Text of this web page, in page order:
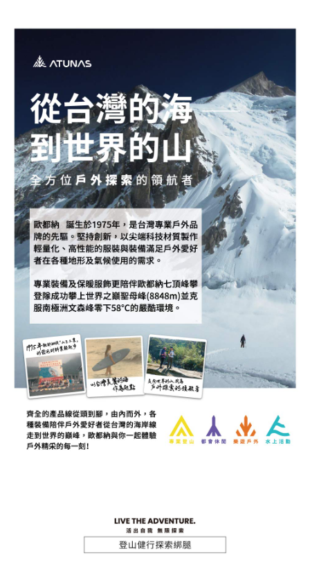
每筆NT$80，滿NT$790(含以上)免運費
宅配貨到付款
每筆NT$130，滿NT$2,000(含以上)免運費